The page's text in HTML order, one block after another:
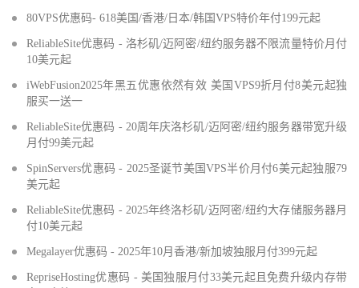
80VPS优惠码- 618美国/香港/日本/韩国VPS特价年付199元起
ReliableSite优惠码 - 洛杉矶/迈阿密/纽约服务器不限流量特价月付
10美元起
iWebFusion2025年黑五优惠依然有效 美国VPS9折月付8美元起独
服买一送一
ReliableSite优惠码 - 20周年庆洛杉矶/迈阿密/纽约服务器带宽升级
月付99美元起
SpinServers优惠码 - 2025圣诞节美国VPS半价月付6美元起独服79
美元起
ReliableSite优惠码 - 2025年终洛杉矶/迈阿密/纽约大存储服务器月
付10美元起
Megalayer优惠码 - 2025年10月香港/新加坡独服月付399元起
RepriseHosting优惠码 - 美国独服月付33美元起且免费升级内存带